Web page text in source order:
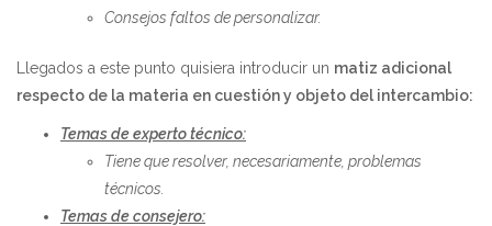
Consejos faltos de personalizar.
Llegados a este punto quisiera introducir un matiz adicional
respecto de la materia en cuestión y objeto del intercambio:
Temas de experto técnico:
Tiene que resolver, necesariamente, problemas
técnicos.
Temas de consejero: